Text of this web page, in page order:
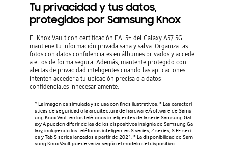
Tu privacidad y tus datos,
protegidos por Samsung Knox
El Knox Vault con certificación EAL5+ del Galaxy A57 5G
mantiene tu información privada sana y salva. Organiza las
fotos con datos confidenciales en álbumes privados y accede
a ellos de forma segura. Además, mantente protegido con
alertas de privacidad inteligentes cuando las aplicaciones
intenten acceder a tu ubicación precisa o a datos
confidenciales innecesariamente.
* La imagen es simulada y se usa con fines ilustrativos. * Las caracterí
sticas de seguridad o la arquitectura de hardware/software de Sams
ung Knox Vault en los teléfonos inteligentes de la serie Samsung Gal
axy A pueden diferir de las de los dispositivos insignia de Samsung Ga
laxy, incluyendo los teléfonos inteligentes S series, Z series, S FE seri
es y Tab S series lanzados a partir de 2021. * La disponibilidad de Sam
sung Knox Vault puede variar según el modelo del dispositivo.